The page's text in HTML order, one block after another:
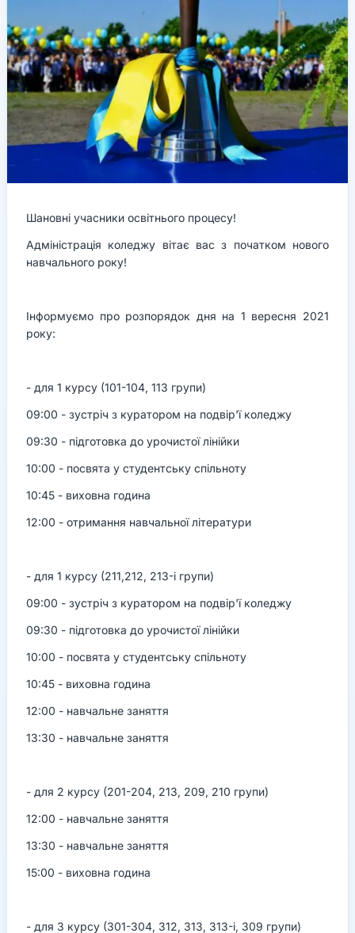
Шановні учасники освітнього процесу!
Адміністрація коледжу вітає вас з початком нового
навчального року!
Інформуємо про розпорядок дня на 1 вересня 2021
року:
- для 1 курсу (101-104, 113 групи)
09:00 - зустріч з куратором на подвір'ї коледжу
09:30 - підготовка до урочистої лінійки
10:00 - посвята у студентську спільноту
10:45 - виховна година
12:00 - отримання навчальної літератури
- для 1 курсу (211,212, 213-і групи)
09:00 - зустріч з куратором на подвір'ї коледжу
09:30 - підготовка до урочистої лінійки
10:00 - посвята у студентську спільноту
10:45 - виховна година
12:00 - навчальне заняття
13:30 - навчальне заняття
- для 2 курсу (201-204, 213, 209, 210 групи)
12:00 - навчальне заняття
13:30 - навчальне заняття
15:00 - виховна година
- для 3 курсу (301-304, 312, 313, 313-і, 309 групи)